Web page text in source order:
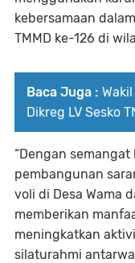
kebersamaan
TMMD ke-126 di
Baca Juga :
Dikreg LV Sesko
“Dengan
pembangunan
voli di Desa Wama
memberikan
meningkatkan
silaturahmi